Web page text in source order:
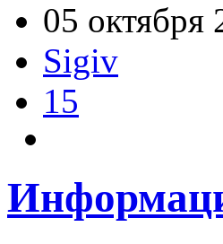
05 октября
Sigiv
15